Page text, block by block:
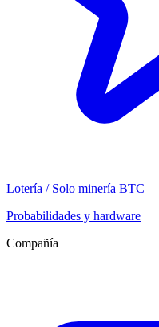
Lotería / Solo minería BTC
Probabilidades y hardware
Compañía